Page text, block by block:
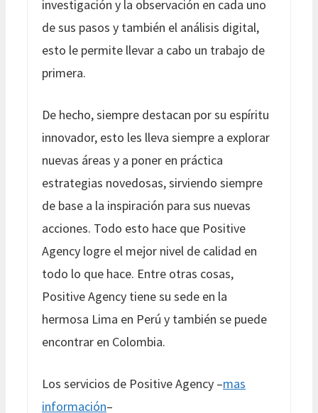
investigación y la observación en cada uno
de sus pasos y también el análisis digital,
esto le permite llevar a cabo un trabajo de
primera.
De hecho, siempre destacan por su espíritu
innovador, esto les lleva siempre a explorar
nuevas áreas y a poner en práctica
estrategias novedosas, sirviendo siempre
de base a la inspiración para sus nuevas
acciones. Todo esto hace que Positive
Agency logre el mejor nivel de calidad en
todo lo que hace. Entre otras cosas,
Positive Agency tiene su sede en la
hermosa Lima en Perú y también se puede
encontrar en Colombia.
Los servicios de Positive Agency –mas
información–